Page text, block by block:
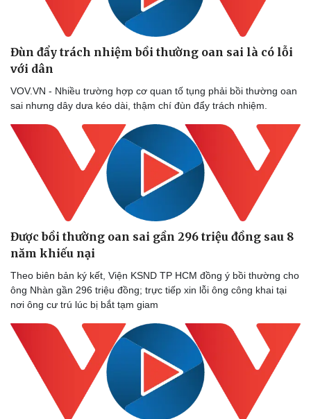
Thể thao
Bóng đá
Lịch thi đấu bóng đá
Hậu trường
Ô tô - Xe máy
Xe máy
Tư vấn
Đùn đẩy trách nhiệm bồi thường oan sai là có lỗi
với dân
VOV.VN - Nhiều trường hợp cơ quan tố tụng phải bồi thường oan
sai nhưng dây dưa kéo dài, thậm chí đùn đẩy trách nhiệm.
Được bồi thường oan sai gần 296 triệu đồng sau 8
năm khiếu nại
Theo biên bản ký kết, Viện KSND TP HCM đồng ý bồi thường cho
ông Nhàn gần 296 triệu đồng; trực tiếp xin lỗi ông công khai tại
nơi ông cư trú lúc bị bắt tạm giam